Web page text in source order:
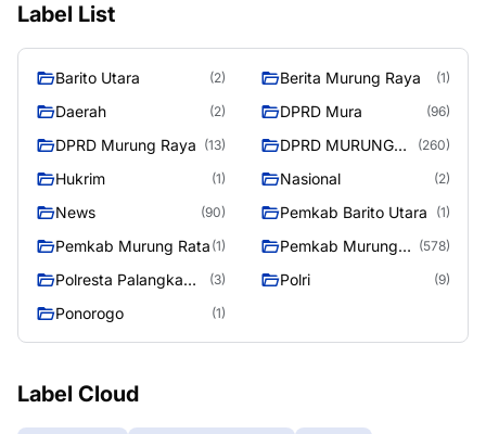
Label List
Barito Utara (2) Berita Murung Raya (1)
Daerah (2) DPRD Mura (96)
DPRD Murung Raya (13)
DPRD MURUNG
(260)
Hukrim (1) Nasional (2)
News (90) Pemkab Barito Utara (1)
Pemkab Murung Rata (1)
Pemkab Murung
(578)
Polresta Palangka
(3) Polri (9)
Ponorogo (1)
Label Cloud